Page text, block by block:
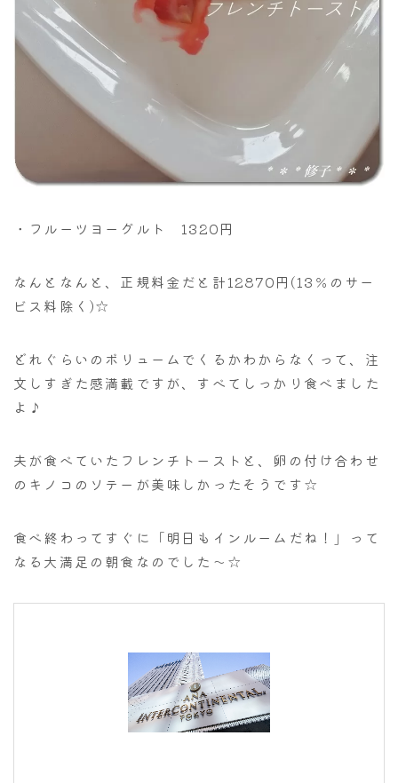
・フルーツヨーグルト 1320円
なんとなんと、正規料金だと計12870円(13％のサー
ビス料除く)☆
どれぐらいのボリュームでくるかわからなくって、注
文しすぎた感満載ですが、すべてしっかり食べました
よ♪
夫が食べていたフレンチトーストと、卵の付け合わせ
のキノコのソテーが美味しかったそうです☆
食べ終わってすぐに「明日もインルームだね！」って
なる大満足の朝食なのでした～☆